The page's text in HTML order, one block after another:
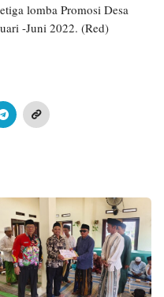
lomba Promosi Desa
-Juni 2022. (Red)